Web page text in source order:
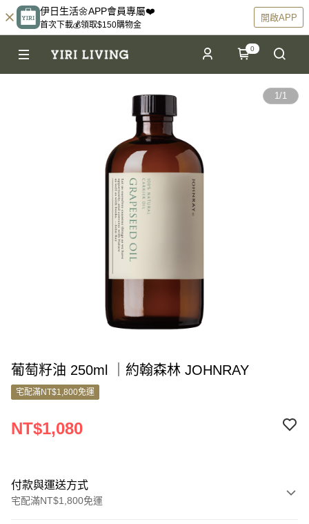
伊日生活🌼APP會員專屬❤️
首次下載💰領取$150購物金
開啟APP
0
1/1
葡萄籽油 250ml ｜約翰森林 JOHNRAY
宅配滿NT$1,800免運
NT$1,080
付款與運送方式
宅配滿NT$1,800免運